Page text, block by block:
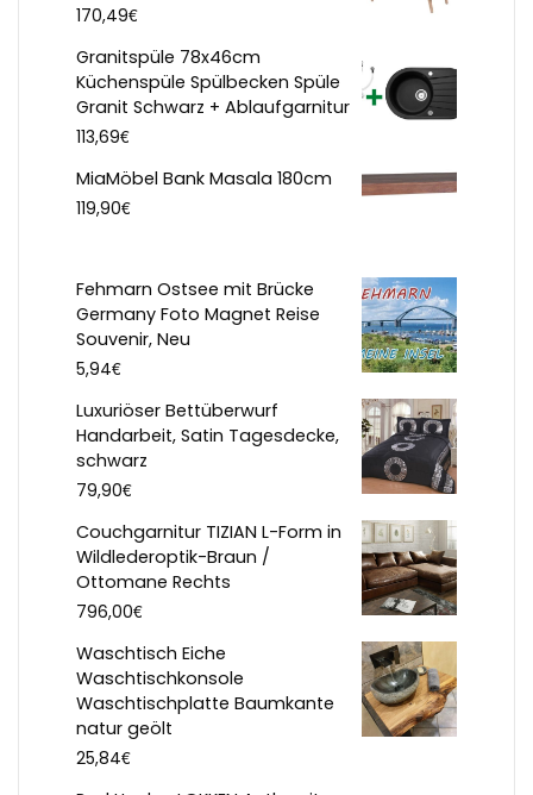
170,49€
Granitspüle 78x46cm
Küchenspüle Spülbecken Spüle
Granit Schwarz + Ablaufgarnitur
113,69€
MiaMöbel Bank Masala 180cm
119,90€
Fehmarn Ostsee mit Brücke
Germany Foto Magnet Reise
Souvenir, Neu
5,94€
Luxuriöser Bettüberwurf
Handarbeit, Satin Tagesdecke,
schwarz
79,90€
Couchgarnitur TIZIAN L-Form in
Wildlederoptik-Braun /
Ottomane Rechts
796,00€
Waschtisch Eiche
Waschtischkonsole
Waschtischplatte Baumkante
natur geölt
25,84€